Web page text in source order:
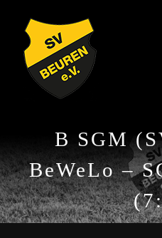
Inhalt
springen
B SGM
BeWeLo –